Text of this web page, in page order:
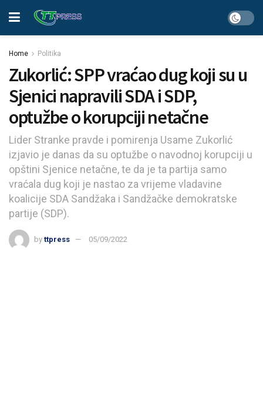
Home Politika
Zukorlić: SPP vraćao dug koji su u
Sjenici napravili SDA i SDP,
optužbe o korupciji netačne
Lider Stranke pravde i pomirenja Usame Zukorlić
izjavio je danas da su optužbe o navodnoj korupciji u
opštini Sjenice netačne, te da je ta partija samo
vraćala dug koji je nastao za vrijeme vladavine
koalicije SDA Sandžaka i Sandžačke demokratske
partije (SDP).
by ttpress 05/09/2022